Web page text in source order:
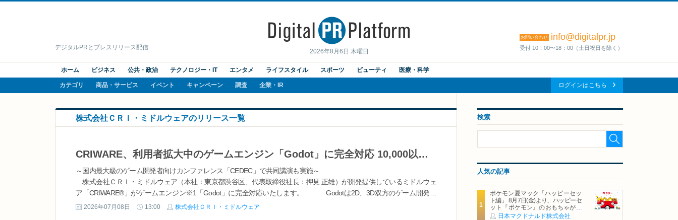
2026年8月6日 木曜日
デジタルPRとプレスリリース配信
お問い合わせ info@digitalpr.jp
受付 10：00〜18：00（土日祝日を除く）
ホーム ビジネス 公共・政治 テクノロジー・IT エンタメ ライフスタイル スポーツ ビューティ 医療・科学
カテゴリ 商品・サービス イベント キャンペーン 調査 企業・IR ログインはこちら
株式会社ＣＲＩ・ミドルウェアのリリース一覧
CRIWARE、利用者拡大中のゲームエンジン「Godot」に完全対応 10,000以上のゲーム向けライセンスで培われた技術資産でGodot利用者をサポート
～国内最大級のゲーム開発者向けカンファレンス「CEDEC」で共同講演も実施～
株式会社ＣＲＩ・ミドルウェア（本社：東京都渋谷区、代表取締役社長：押見 正雄）が開発提供しているミドルウェ
ア「CRIWARE®」がゲームエンジン※1「Godot」に完全対応いたします。 Godotは2D、3D双方のゲーム開発に
対応したオープンソースのゲームエンジンです。開発の...
2026年07月08日 13:00 株式会社ＣＲＩ・ミドルウェア
検索
人気の記事
ポケモン夏マック「ハッピーセッ
ト編」 8月7日(金)より、ハッピーセ
ット『ポケモン』のおもちゃが期
間限定登場
日本マクドナルド株式会社